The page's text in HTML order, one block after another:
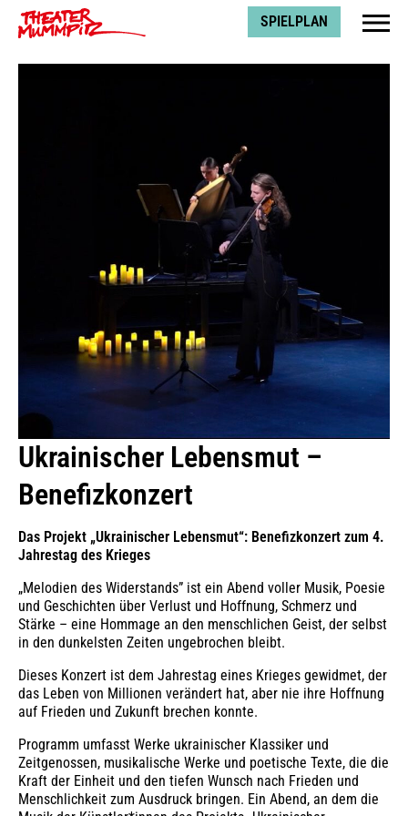
Theater Mummpitz SPIELPLAN
Ukrainischer Lebensmut –
Benefizkonzert
Das Projekt „Ukrainischer Lebensmut“: Benefizkonzert zum 4.
Jahrestag des Krieges
„Melodien des Widerstands” ist ein Abend voller Musik, Poesie
und Geschichten über Verlust und Hoffnung, Schmerz und
Stärke – eine Hommage an den menschlichen Geist, der selbst
in den dunkelsten Zeiten ungebrochen bleibt.
Dieses Konzert ist dem Jahrestag eines Krieges gewidmet, der
das Leben von Millionen verändert hat, aber nie ihre Hoffnung
auf Frieden und Zukunft brechen konnte.
Programm umfasst Werke ukrainischer Klassiker und
Zeitgenossen, musikalische Werke und poetische Texte, die die
Kraft der Einheit und den tiefen Wunsch nach Frieden und
Menschlichkeit zum Ausdruck bringen. Ein Abend, an dem die